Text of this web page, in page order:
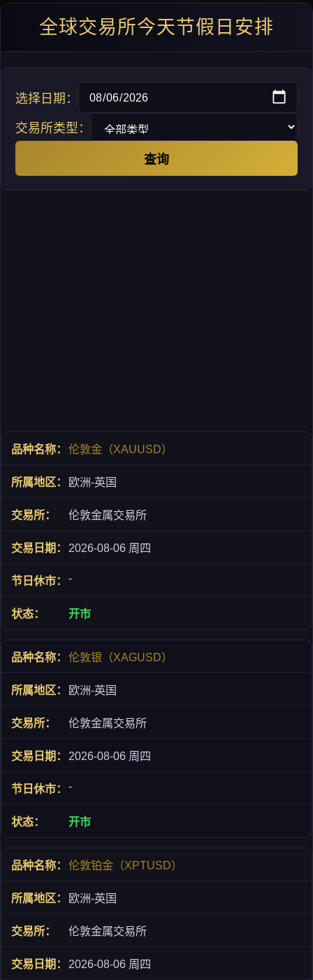
全球交易所今天节假日安排
选择日期：
交易所类型：
查询
伦敦金（XAUUSD）
欧洲-英国
伦敦金属交易所
2026-08-06 周四
-
开市
伦敦银（XAGUSD）
欧洲-英国
伦敦金属交易所
2026-08-06 周四
-
开市
伦敦铂金（XPTUSD）
欧洲-英国
伦敦金属交易所
2026-08-06 周四